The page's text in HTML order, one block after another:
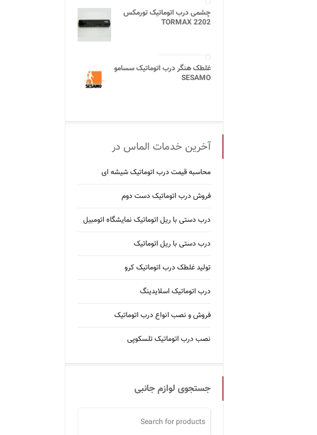
چشمی درب اتوماتیک تورمکس
TORMAX 2202
غلطک هنگر درب اتوماتیک سسامو
SESAMO
آخرین خدمات الماس در
محاسبه قیمت درب اتوماتیک شیشه ‌ای
فروش درب اتوماتیک دست دوم
درب دستی با ریل اتوماتیک نمایشگاه اتومبیل
درب دستی با ریل اتوماتیک
تولید غلطک درب اتوماتیک کرو
درب اتوماتیک اسلایدینگ
فروش و نصب انواع درب اتوماتیک
نصب درب اتوماتیک تلسکوپی
جستجوی لوازم جانبی